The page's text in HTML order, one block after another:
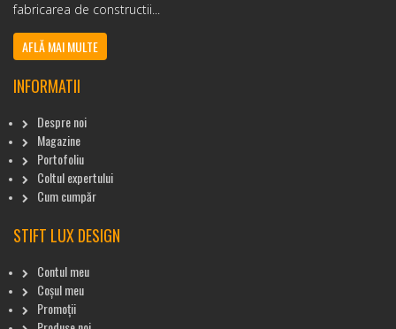
fabricarea de constructii...
AFLĂ MAI MULTE
INFORMATII
Despre noi
Magazine
Portofoliu
Coltul expertului
Cum cumpăr
STIFT LUX DESIGN
Contul meu
Coșul meu
Promoții